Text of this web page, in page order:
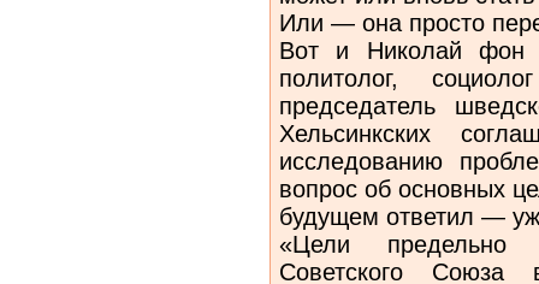
Или — она просто
Вот и Николай фон
политолог,
председатель
Хельсинкских
исследованию
вопрос об основных
будущем ответил —
«Цели предельно
Советского Союза